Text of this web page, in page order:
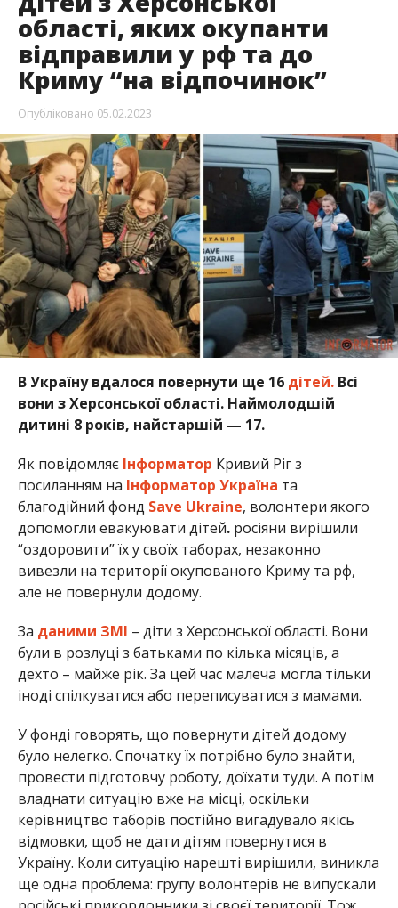
області, яких окупанти
відправили у рф та до
Криму “на відпочинок”
Опубліковано 05.02.2023
В Україну вдалося повернути ще 16 дітей.Всі
вони з Херсонської області. Наймолодшій
дитині 8 років, найстаршій — 17.
Як повідомляє Інформатор Кривий Ріг з
посиланням на Інформатор Україна та
благодійний фонд Save Ukraine, волонтери якого
допомогли евакуювати дітей.росіяни вирішили
“оздоровити” їх у своїх таборах, незаконно
вивезли на території окупованого Криму та рф,
але не повернули додому.
За даними ЗМІ – діти з Херсонської області. Вони
були в розлуці з батьками по кілька місяців, а
дехто – майже рік. За цей час малеча могла тільки
іноді спілкуватися або переписуватися з мамами.
У фонді говорять, що повернути дітей додому
було нелегко. Спочатку їх потрібно було знайти,
провести підготовчу роботу, доїхати туди. А потім
владнати ситуацію вже на місці, оскільки
керівництво таборів постійно вигадувало якісь
відмовки, щоб не дати дітям повернутися в
Україну. Коли ситуацію нарешті вирішили, виникла
ще одна проблема: групу волонтерів не випускали